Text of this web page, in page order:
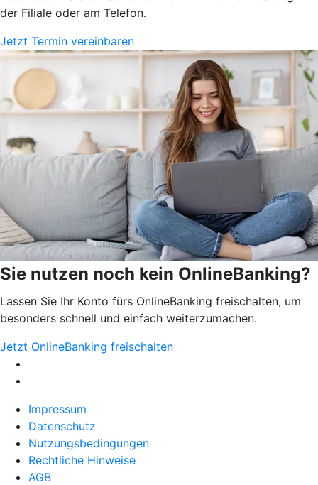
der Filiale oder am Telefon.
Jetzt Termin vereinbaren
Sie nutzen noch kein OnlineBanking?
Lassen Sie Ihr Konto fürs OnlineBanking freischalten, um
besonders schnell und einfach weiterzumachen.
Jetzt OnlineBanking freischalten
Impressum
Datenschutz
Nutzungsbedingungen
Rechtliche Hinweise
AGB